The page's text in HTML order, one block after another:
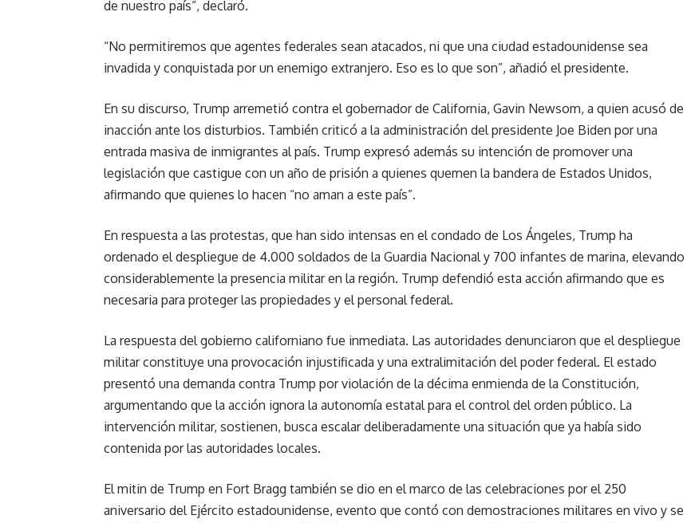
de nuestro país”, declaró.
“No permitiremos que agentes federales sean atacados, ni que una ciudad estadounidense sea
invadida y conquistada por un enemigo extranjero. Eso es lo que son”, añadió el presidente.
En su discurso, Trump arremetió contra el gobernador de California, Gavin Newsom, a quien acusó de
inacción ante los disturbios. También criticó a la administración del presidente Joe Biden por una
entrada masiva de inmigrantes al país. Trump expresó además su intención de promover una
legislación que castigue con un año de prisión a quienes quemen la bandera de Estados Unidos,
afirmando que quienes lo hacen “no aman a este país”.
En respuesta a las protestas, que han sido intensas en el condado de Los Ángeles, Trump ha
ordenado el despliegue de 4.000 soldados de la Guardia Nacional y 700 infantes de marina, elevando
considerablemente la presencia militar en la región. Trump defendió esta acción afirmando que es
necesaria para proteger las propiedades y el personal federal.
La respuesta del gobierno californiano fue inmediata. Las autoridades denunciaron que el despliegue
militar constituye una provocación injustificada y una extralimitación del poder federal. El estado
presentó una demanda contra Trump por violación de la décima enmienda de la Constitución,
argumentando que la acción ignora la autonomía estatal para el control del orden público. La
intervención militar, sostienen, busca escalar deliberadamente una situación que ya había sido
contenida por las autoridades locales.
El mitin de Trump en Fort Bragg también se dio en el marco de las celebraciones por el 250
aniversario del Ejército estadounidense, evento que contó con demostraciones militares en vivo y se